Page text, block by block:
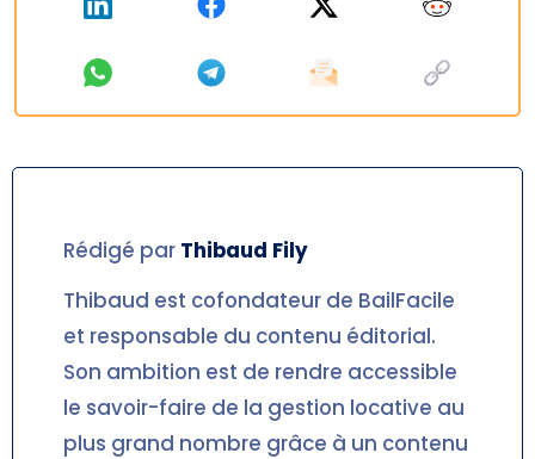
Rédigé par Thibaud Fily
Thibaud est cofondateur de BailFacile
et responsable du contenu éditorial.
Son ambition est de rendre accessible
le savoir-faire de la gestion locative au
plus grand nombre grâce à un contenu